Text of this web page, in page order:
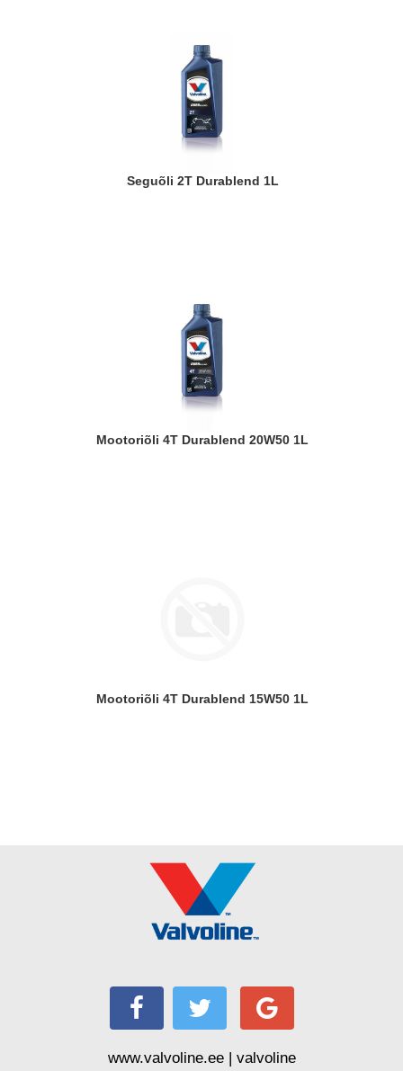
Seguõli 2T Durablend 1L
Mootoriõli 4T Durablend 20W50 1L
Mootoriõli 4T Durablend 15W50 1L
www.valvoline.ee | valvoline